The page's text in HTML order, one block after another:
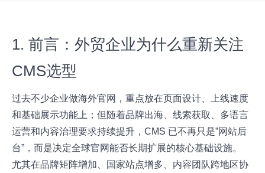
1. 前言：外贸企业为什么重新关注
CMS选型
过去不少企业做海外官网，重点放在页面设计、上线速度
和基础展示功能上；但随着品牌出海、线索获取、多语言
运营和内容治理要求持续提升，CMS 已不再只是”网站后
台”，而是决定全球官网能否长期扩展的核心基础设施。
尤其在品牌矩阵增加、国家站点增多、内容团队跨地区协